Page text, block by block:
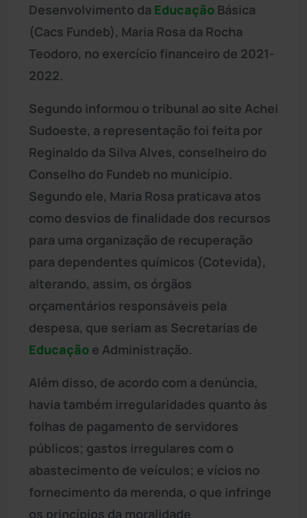
Desenvolvimento da Educação Básica
(Cacs Fundeb), Maria Rosa da Rocha
Teodoro, no exercício financeiro de 2021-
2022.
Segundo informou o tribunal ao site Achei
Sudoeste, a representação foi feita por
Reginaldo da Silva Alves, conselheiro do
Conselho do Fundeb no município.
Segundo ele, Maria Rosa praticava atos
como desvios de finalidade dos recursos
para uma organização de recuperação
para dependentes químicos (Cotevida),
alterando, assim, os órgãos
orçamentários responsáveis pela
despesa, que seriam as Secretarias de
Educação e Administração.
Além disso, de acordo com a denúncia,
havia também irregularidades quanto às
folhas de pagamento de servidores
públicos; gastos irregulares com o
abastecimento de veículos; e vícios no
fornecimento da merenda, o que infringe
os princípios da moralidade